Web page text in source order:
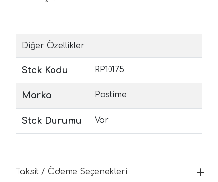
Diğer Özellikler
Stok Kodu RP10175
Marka Pastime
Stok Durumu Var
Taksit / Ödeme Seçenekleri